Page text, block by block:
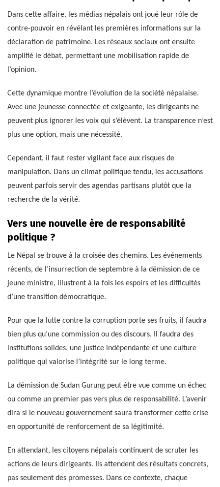
Dans cette affaire, les médias népalais ont joué leur rôle de
contre-pouvoir en révélant les premières informations sur la
déclaration de patrimoine. Les réseaux sociaux ont ensuite
amplifié le débat, permettant une mobilisation rapide de
l’opinion.
Cette dynamique montre l’évolution de la société népalaise.
Avec une jeunesse connectée et exigeante, les dirigeants ne
peuvent plus ignorer les voix qui s’élèvent. La transparence n’est
plus une option, mais une nécessité.
Cependant, il faut rester vigilant face aux risques de
manipulation. Dans un climat politique tendu, les accusations
peuvent parfois servir des agendas partisans plutôt que la
recherche de la vérité.
Vers une nouvelle ère de responsabilité
politique ?
Le Népal se trouve à la croisée des chemins. Les événements
récents, de l’insurrection de septembre à la démission de ce
jeune ministre, illustrent à la fois les espoirs et les difficultés
d’une transition démocratique.
Pour que la lutte contre la corruption porte ses fruits, il faudra
bien plus qu’une commission ou des discours. Il faudra des
institutions solides, une justice indépendante et une culture
politique qui valorise l’intégrité sur le long terme.
La démission de Sudan Gurung peut être vue comme un échec
ou comme un premier pas vers plus de responsabilité. L’avenir
dira si le nouveau gouvernement saura transformer cette crise
en opportunité de renforcement de sa légitimité.
En attendant, les citoyens népalais continuent de scruter les
actions de leurs dirigeants. Ils attendent des résultats concrets,
pas seulement des promesses. Dans ce contexte, chaque